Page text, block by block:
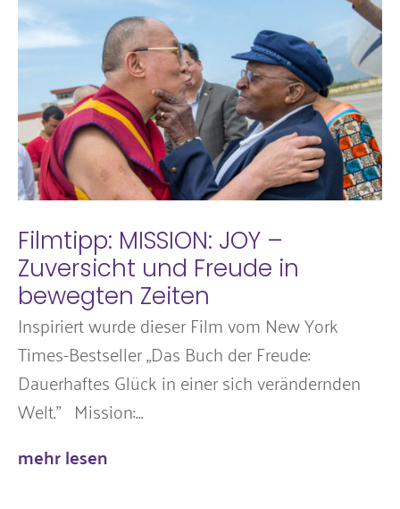
Filmtipp: MISSION: JOY –
Zuversicht und Freude in
bewegten Zeiten
Inspiriert wurde dieser Film vom New York
Times-Bestseller „Das Buch der Freude:
Dauerhaftes Glück in einer sich verändernden
Welt." Mission:...
mehr lesen